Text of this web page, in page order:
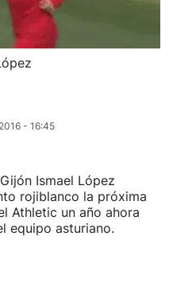
- 16:45
Ismael López
rojiblanco la próxima
Athletic un año ahora
equipo asturiano.